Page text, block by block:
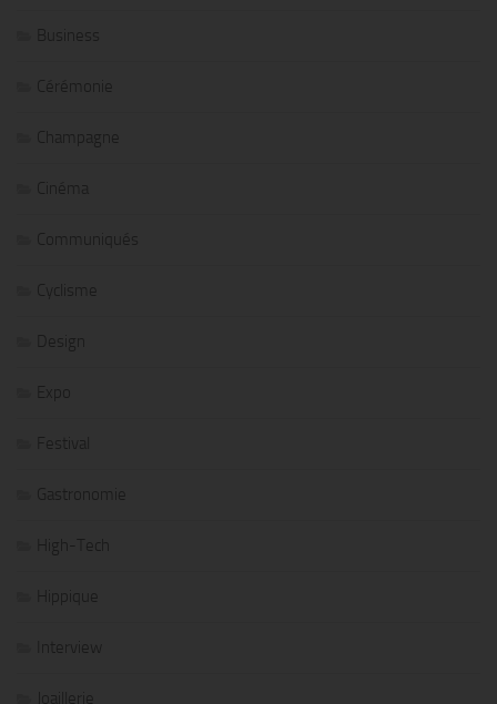
Business
Cérémonie
Champagne
Cinéma
Communiqués
Cyclisme
Design
Expo
Festival
Gastronomie
High-Tech
Hippique
Interview
Joaillerie